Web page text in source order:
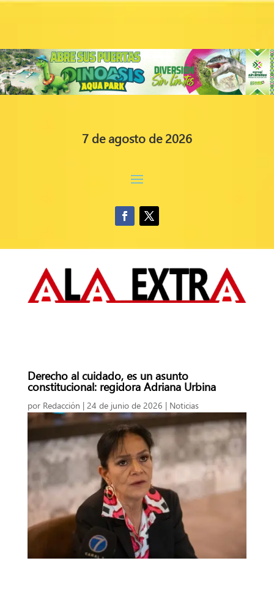
7 de agosto de 2026
Derecho al cuidado, es un asunto
constitucional: regidora Adriana Urbina
por Redacción | 24 de junio de 2026 | Noticias